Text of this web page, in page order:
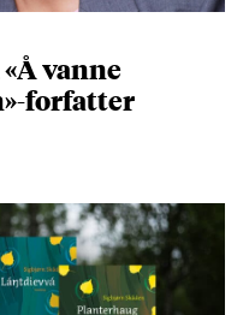
vanne
forfatter